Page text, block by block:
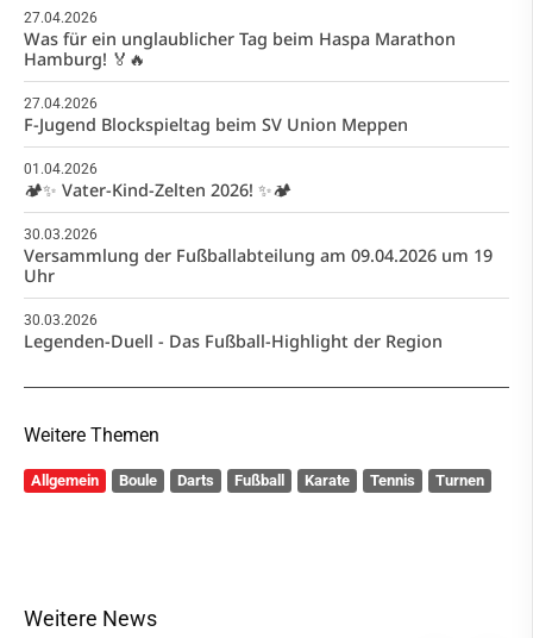
27.04.2026
Was für ein unglaublicher Tag beim Haspa Marathon
Hamburg! 🏅🔥
27.04.2026
F-Jugend Blockspieltag beim SV Union Meppen
01.04.2026
🏕️✨ Vater-Kind-Zelten 2026! ✨🏕️
30.03.2026
Versammlung der Fußballabteilung am 09.04.2026 um 19
Uhr
30.03.2026
Legenden-Duell - Das Fußball-Highlight der Region
Weitere Themen
Allgemein Boule Darts Fußball Karate Tennis Turnen
Weitere News